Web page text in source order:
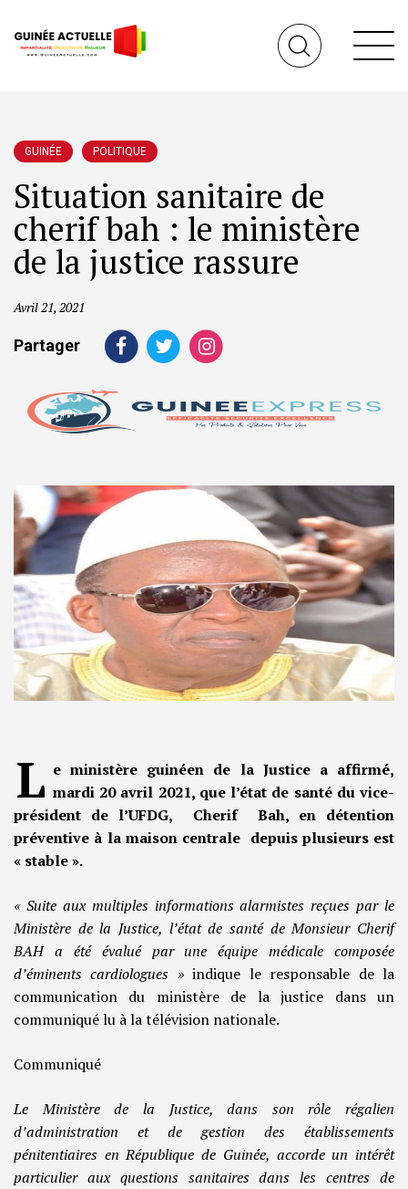
GUINÉE POLITIQUE
Situation sanitaire de
cherif bah : le ministère
de la justice rassure
Avril 21, 2021
Partager
L e ministère guinéen de la Justice a affirmé,
mardi 20 avril 2021, que l’état de santé du vice-
président de l’UFDG, Cherif Bah, en détention
préventive à la maison centrale depuis plusieurs est
« stable ».
« Suite aux multiples informations alarmistes reçues par le
Ministère de la Justice, l’état de santé de Monsieur Cherif
BAH a été évalué par une équipe médicale composée
d’éminents cardiologues »indique le responsable de la
communication du ministère de la justice dans un
communiqué lu à la télévision nationale.
Communiqué
Le Ministère de la Justice, dans son rôle régalien
d’administration et de gestion des établissements
pénitentiaires en République de Guinée, accorde un intérêt
particulier aux questions sanitaires dans les centres de